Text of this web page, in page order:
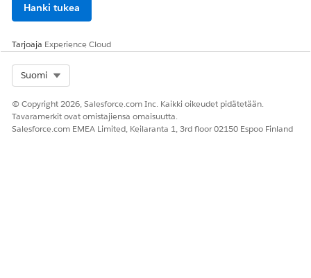
Hanki tukea
Tarjoaja Experience Cloud
Suomi
© Copyright 2026, Salesforce.com Inc. Kaikki oikeudet pidätetään.
Tavaramerkit ovat omistajiensa omaisuutta.
Salesforce.com EMEA Limited, Keilaranta 1, 3rd floor 02150 Espoo Finland